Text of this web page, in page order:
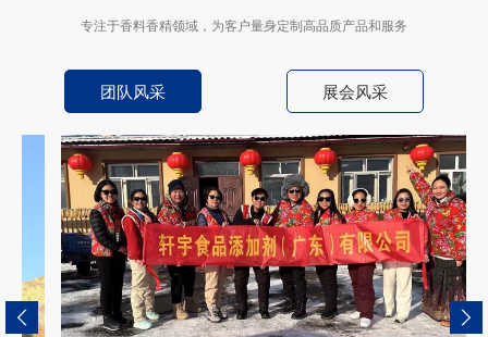
专注于香料香精领域，为客户量身定制高品质产品和服务
团队风采 展会风采